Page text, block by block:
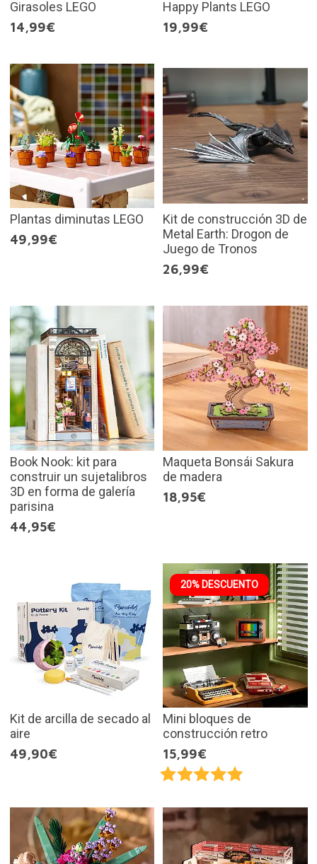
Girasoles LEGO
14,99€
Happy Plants LEGO
19,99€
Plantas diminutas LEGO
49,99€
Kit de construcción 3D de
Metal Earth: Drogon de
Juego de Tronos
26,99€
Book Nook: kit para
construir un sujetalibros
3D en forma de galería
parisina
44,95€
Maqueta Bonsái Sakura
de madera
18,95€
Kit de arcilla de secado al
aire
49,90€
20% DESCUENTO
Mini bloques de
construcción retro
15,99€